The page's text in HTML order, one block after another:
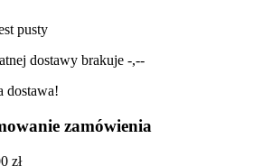
pusty
dostawy brakuje -,--
dostawa!
zamówienia
zł